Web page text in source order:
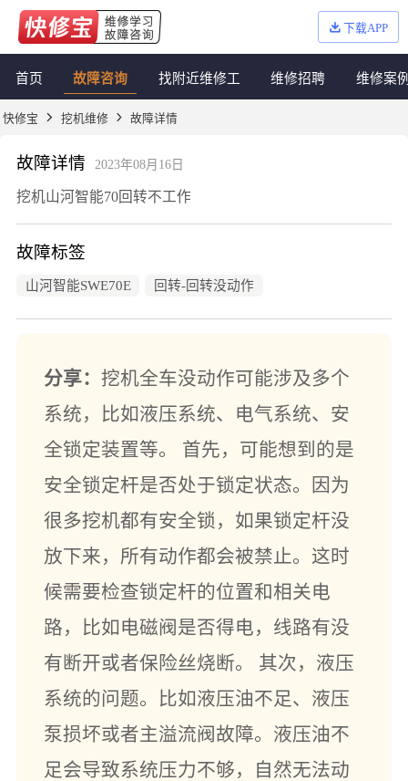
下载APP
首页 故障咨询 找附近维修工 维修招聘 维修案
快修宝 挖机维修 故障详情
故障详情 2023年08月16日
挖机山河智能70回转不工作
故障标签
山河智能SWE70E 回转-回转没动作
分享： 挖机全车没动作可能涉及多个
系统，比如液压系统、电气系统、安
全锁定装置等。 首先，可能想到的是
安全锁定杆是否处于锁定状态。因为
很多挖机都有安全锁，如果锁定杆没
放下来，所有动作都会被禁止。这时
候需要检查锁定杆的位置和相关电
路，比如电磁阀是否得电，线路有没
有断开或者保险丝烧断。 其次，液压
系统的问题。比如液压油不足、液压
泵损坏或者主溢流阀故障。液压油不
足会导致系统压力不够，自然无法动